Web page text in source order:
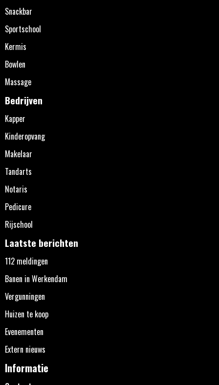
Snackbar
Sportschool
Kermis
Bowlen
Massage
Bedrijven
Kapper
Kinderopvang
Makelaar
Tandarts
Notaris
Pedicure
Rijschool
Laatste berichten
112 meldingen
Banen in Werkendam
Vergunningen
Huizen te koop
Evenementen
Extern nieuws
Informatie